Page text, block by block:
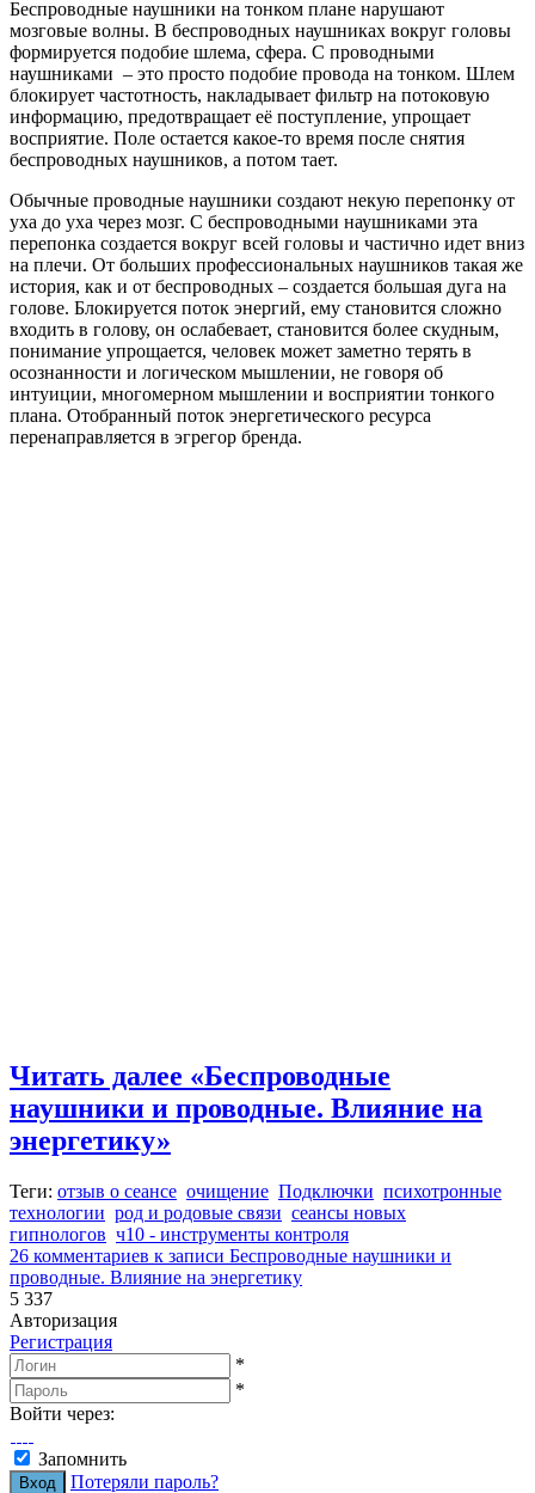
Беспроводные наушники на тонком плане нарушают
мозговые волны. В беспроводных наушниках вокруг головы
формируется подобие шлема, сфера. С проводными
наушниками – это просто подобие провода на тонком. Шлем
блокирует частотность, накладывает фильтр на потоковую
информацию, предотвращает её поступление, упрощает
восприятие. Поле остается какое-то время после снятия
беспроводных наушников, а потом тает.
Обычные проводные наушники создают некую перепонку от
уха до уха через мозг. С беспроводными наушниками эта
перепонка создается вокруг всей головы и частично идет вниз
на плечи. От больших профессиональных наушников такая же
история, как и от беспроводных – создается большая дуга на
голове. Блокируется поток энергий, ему становится сложно
входить в голову, он ослабевает, становится более скудным,
понимание упрощается, человек может заметно терять в
осознанности и логическом мышлении, не говоря об
интуиции, многомерном мышлении и восприятии тонкого
плана. Отобранный поток энергетического ресурса
перенаправляется в эгрегор бренда.
Читать далее «Беспроводные
наушники и проводные. Влияние на
энергетику»
Теги: отзыв о сеансе очищение Подключки психотронные
технологии род и родовые связи сеансы новых
гипнологов ч10 - инструменты контроля
26 комментариев к записи Беспроводные наушники и
проводные. Влияние на энергетику
5 337
Авторизация
Регистрация
*
*
Войти через:
Запомнить
Потеряли пароль?